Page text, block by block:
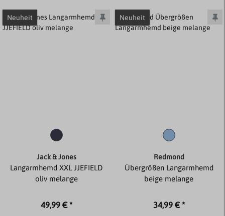
Neuheit
Jack & Jones
Langarmhemd XXL JJEFIELD
oliv melange
49,99 € *
Neuheit
Redmond
Übergrößen Langarmhemd
beige melange
34,99 € *